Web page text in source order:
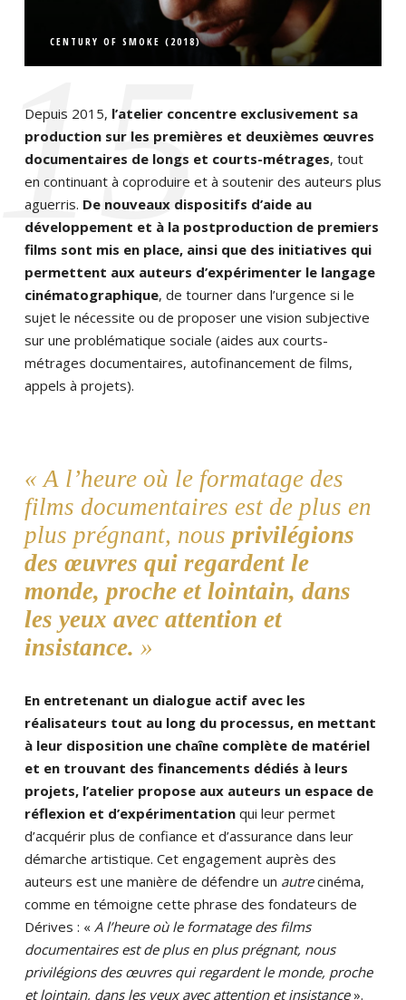
CENTURY OF SMOKE (2018)
Depuis 2015, l’atelier concentre exclusivement sa
production sur les premières et deuxièmes œuvres
documentaires de longs et courts-métrages, tout
en continuant à coproduire et à soutenir des auteurs plus
aguerris. De nouveaux dispositifs d’aide au
développement et à la postproduction de premiers
films sont mis en place, ainsi que des initiatives qui
permettent aux auteurs d’expérimenter le langage
cinématographique, de tourner dans l’urgence si le
sujet le nécessite ou de proposer une vision subjective
sur une problématique sociale (aides aux courts-
métrages documentaires, autofinancement de films,
appels à projets).
A l’heure où le formatage des
films documentaires est de plus en
plus prégnant, nous privilégions
des œuvres qui regardent le
monde, proche et lointain, dans
les yeux avec attention et
insistance.
En entretenant un dialogue actif avec les
réalisateurs tout au long du processus, en mettant
à leur disposition une chaîne complète de matériel
et en trouvant des financements dédiés à leurs
projets, l’atelier propose aux auteurs un espace de
réflexion et d’expérimentationqui leur permet
d’acquérir plus de confiance et d’assurance dans leur
démarche artistique. Cet engagement auprès des
auteurs est une manière de défendre un autrecinéma,
comme en témoigne cette phrase des fondateurs de
Dérives : « A l’heure où le formatage des films
documentaires est de plus en plus prégnant, nous
privilégions des œuvres qui regardent le monde, proche
et lointain, dans les yeux avec attention et insistance».